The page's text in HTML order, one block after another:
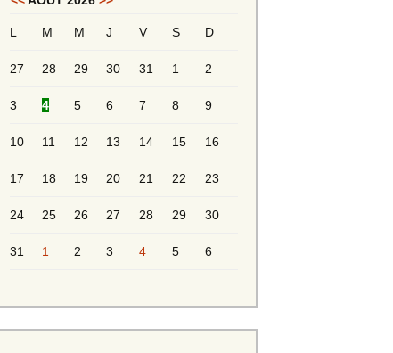
Messieurs 2ème série
Messieurs Golden
L M M J V S D
27 28 29 30 31 1 2
3 4 5 6 7 8 9
10 11 12 13 14 15 16
17 18 19 20 21 22 23
24 25 26 27 28 29 30
31 1 2 3 4 5 6